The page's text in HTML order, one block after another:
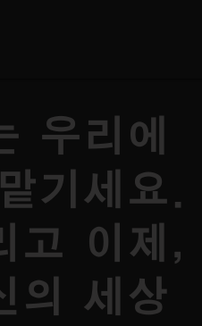
우리에
기세요.
고 이제,
의 세상